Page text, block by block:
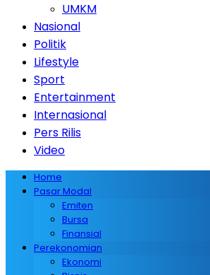
UMKM
Nasional
Politik
Lifestyle
Sport
Entertainment
Internasional
Pers Rilis
Video
Home
Pasar Modal
Emiten
Bursa
Finansial
Perekonomian
Ekonomi